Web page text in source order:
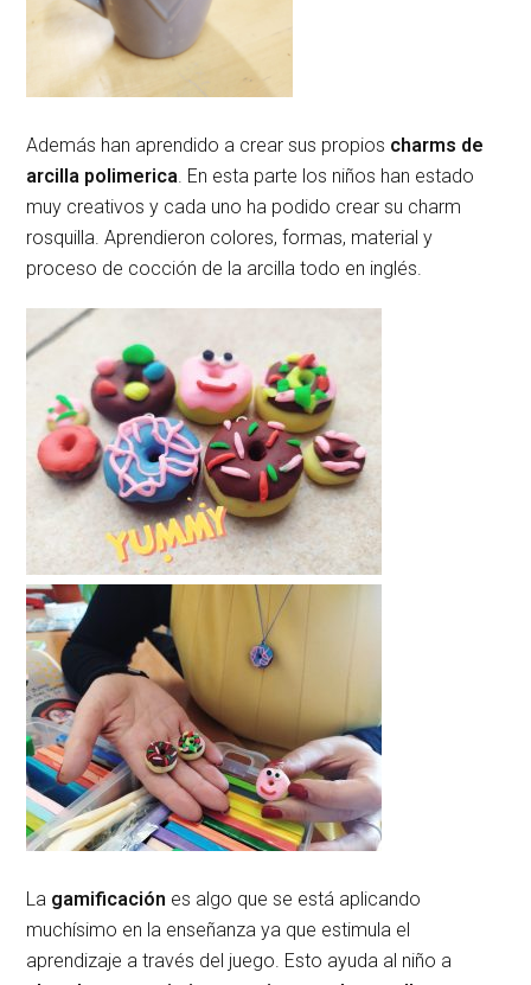
Además han aprendido a crear sus propios charms de
arcilla polimerica . En esta parte los niños han estado
muy creativos y cada uno ha podido crear su charm
rosquilla. Aprendieron colores, formas, material y
proceso de cocción de la arcilla todo en inglés.
La gamificación es algo que se está aplicando
muchísimo en la enseñanza ya que estimula el
aprendizaje a través del juego. Esto ayuda al niño a